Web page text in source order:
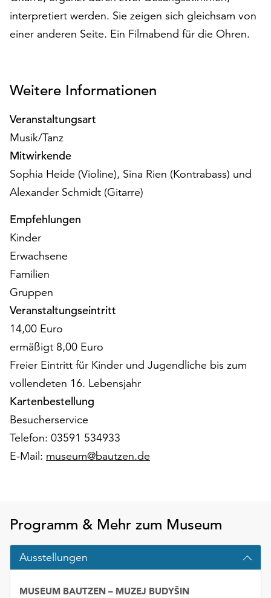
auch
ohne
Ihr
Möchten
Sie
die
verwendeten
Cookies
anpassen,
erreichen
Sie
Einstellungen
über
die
Schaltfläche
„Auswählen“.
Weitere
Informationen
finden
Sie
in
unserer
Datenschutzerklärung
oder
dem
interpretiert werden. Sie zeigen sich gleichsam von
einer anderen Seite. Ein Filmabend für die Ohren.
Weitere Informationen
Veranstaltungsart
Musik/Tanz
Mitwirkende
Sophia Heide (Violine), Sina Rien (Kontrabass) und
Alexander Schmidt (Gitarre)
Empfehlungen
Kinder
Erwachsene
Familien
Gruppen
Veranstaltungseintritt
14,00 Euro
ermäßigt 8,00 Euro
Freier Eintritt für Kinder und Jugendliche bis zum
vollendeten 16. Lebensjahr
Kartenbestellung
Besucherservice
Telefon: 03591 534933
E-Mail: museum@bautzen.de
Programm & Mehr zum Museum
Ausstellungen
MUSEUM BAUTZEN – MUZEJ BUDYŠIN